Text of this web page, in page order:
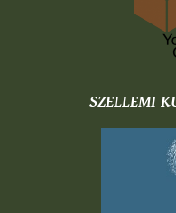
SZELLEMI